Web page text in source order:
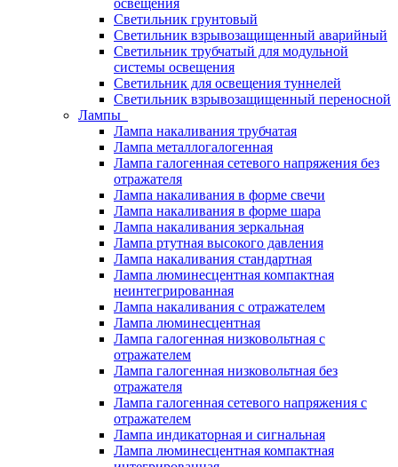
освещения
Светильник грунтовый
Светильник взрывозащищенный аварийный
Светильник трубчатый для модульной
системы освещения
Светильник для освещения туннелей
Светильник взрывозащищенный переносной
Лампы
Лампа накаливания трубчатая
Лампа металлогалогенная
Лампа галогенная сетевого напряжения без
отражателя
Лампа накаливания в форме свечи
Лампа накаливания в форме шара
Лампа накаливания зеркальная
Лампа ртутная высокого давления
Лампа накаливания стандартная
Лампа люминесцентная компактная
неинтегрированная
Лампа накаливания с отражателем
Лампа люминесцентная
Лампа галогенная низковольтная с
отражателем
Лампа галогенная низковольтная без
отражателя
Лампа галогенная сетевого напряжения с
отражателем
Лампа индикаторная и сигнальная
Лампа люминесцентная компактная